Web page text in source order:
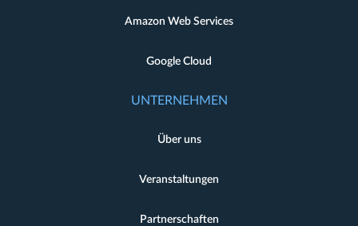
Amazon Web Services
Google Cloud
UNTERNEHMEN
Über uns
Veranstaltungen
Partnerschaften